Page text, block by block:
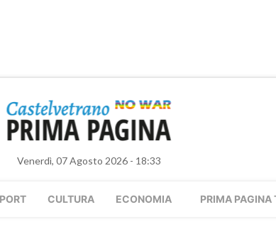
Venerdì, 07 Agosto 2026 - 18:33
CULTURA ECONOMIA PRIMA PAGINA